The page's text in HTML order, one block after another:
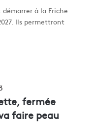
à la Friche
Ils permettront
fermée
faire peau